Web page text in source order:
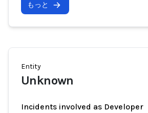
もっと
Entity
Unknown
Incidents involved as Developer